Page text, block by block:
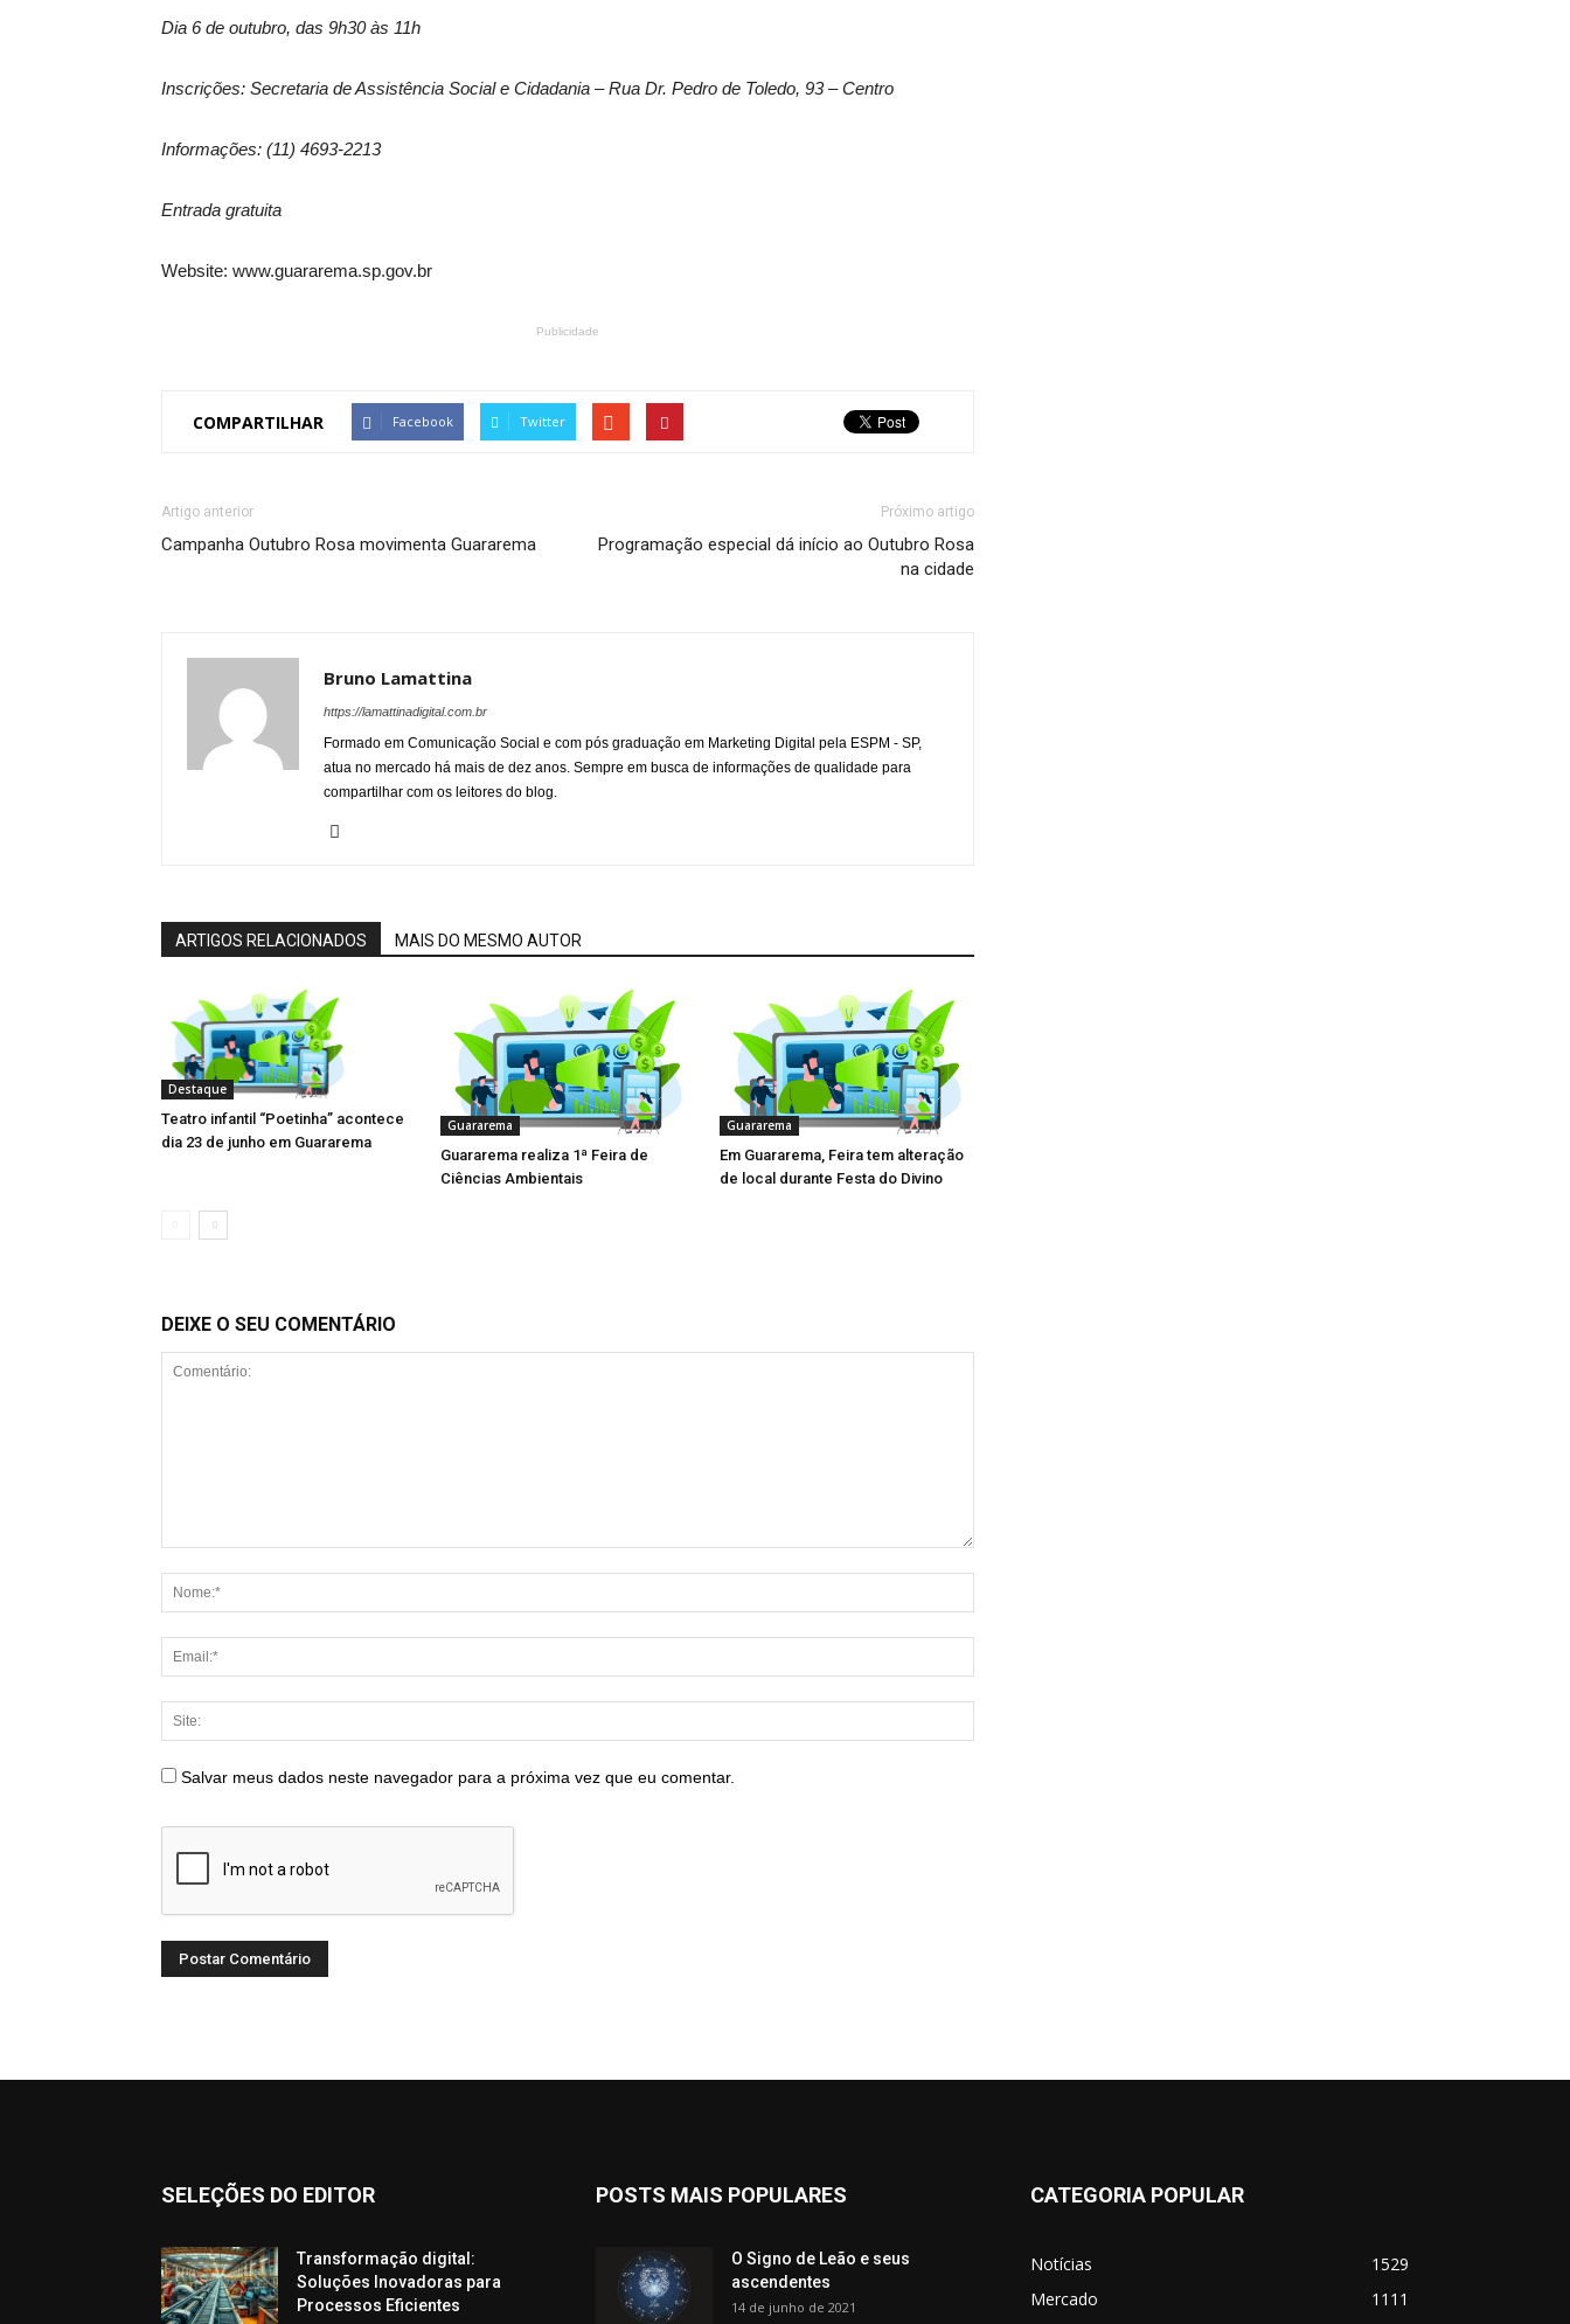
Dia 6 de outubro, das 9h30 às 11h
Inscrições: Secretaria de Assistência Social e Cidadania – Rua Dr. Pedro de Toledo, 93 – Centro
Informações: (11) 4693-2213
Entrada gratuita
Website: www.guararema.sp.gov.br
Publicidade
COMPARTILHAR Facebook Twitter
Artigo anterior
Campanha Outubro Rosa movimenta Guararema
Próximo artigo
Programação especial dá início ao Outubro Rosa
na cidade
Bruno Lamattina
https://lamattinadigital.com.br
Formado em Comunicação Social e com pós graduação em Marketing Digital pela ESPM - SP,
atua no mercado há mais de dez anos. Sempre em busca de informações de qualidade para
compartilhar com os leitores do blog.
ARTIGOS RELACIONADOS MAIS DO MESMO AUTOR
Destaque
Teatro infantil “Poetinha” acontece
dia 23 de junho em Guararema
Guararema
Guararema realiza 1ª Feira de
Ciências Ambientais
Guararema
Em Guararema, Feira tem alteração
de local durante Festa do Divino
DEIXE O SEU COMENTÁRIO
Salvar meus dados neste navegador para a próxima vez que eu comentar.
SELEÇÕES DO EDITOR
Transformação digital:
Soluções Inovadoras para
Processos Eficientes
POSTS MAIS POPULARES
O Signo de Leão e seus
ascendentes
14 de junho de 2021
CATEGORIA POPULAR
Notícias
1529
Mercado
1111